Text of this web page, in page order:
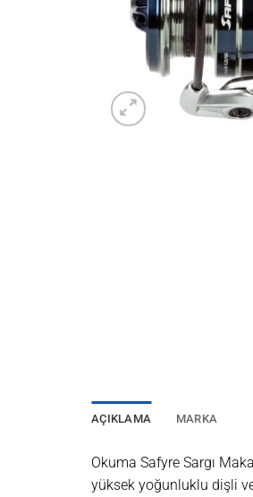
AÇIKLAMA MARKA
Okuma Safyre Sargı
yüksek yoğunluklu dişli